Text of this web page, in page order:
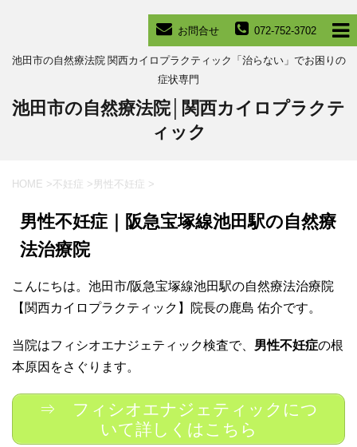
072-752-3702
お問合せ
池田市の自然療法院 関西カイロプラクティック「治らない」でお困りの
症状専門
池田市の自然療法院│関西カイロプラクテ
ィック
HOME >不妊症 > 男性不妊症 >
男性不妊症｜阪急宝塚線池田駅の自然療
法治療院
こんにちは。池田市/阪急宝塚線池田駅の自然療法治療院
【関西カイロプラクティック】院長の鹿島 佑介です。
当院はフィシオエナジェティック検査で、 男性不妊症の根
本原因をさぐります。
⇒ フィシオエナジェティックにつ
いて詳しくはこちら